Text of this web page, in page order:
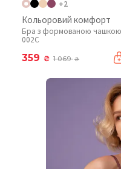
+2
Кольоровий комфорт
Бра з формованою чашкою
002C
359 ₴ 1 069₴